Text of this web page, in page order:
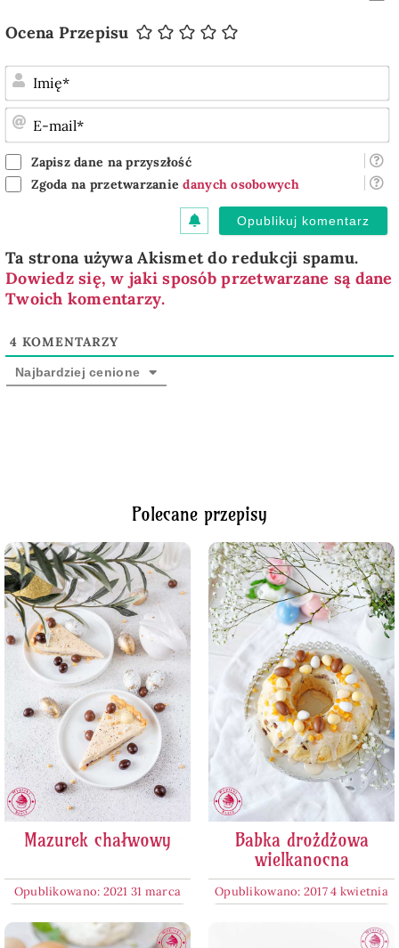
Ocena Przepisu
Zapisz dane na przyszłość
Zgoda na przetwarzaniedanych osobowych
Ta strona używa Akismet do redukcji spamu.
Dowiedz się, w jaki sposób przetwarzane są dane
Twoich komentarzy.
4 KOMENTARZY
Najbardziej cenione
Polecane przepisy
Mazurek chałwowy
Opublikowano: 2021 31 marca
Babka drożdżowa
wielkanocna
Opublikowano: 2017 4 kwietnia